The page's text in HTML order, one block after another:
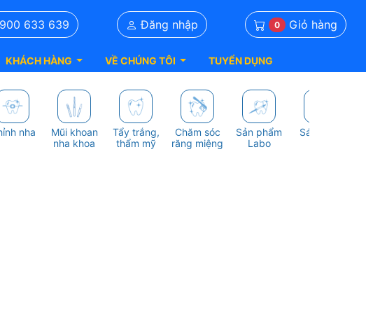
633 639 Đăng nhập 0 Giỏ hàng
KHÁCH HÀNG VỀ CHÚNG TÔI TUYỂN DỤNG
nha
Mũi khoan
nha khoa
Tẩy trắng,
thẩm mỹ
Chăm sóc
răng miệng
Sản phẩm
Labo
Sách nha